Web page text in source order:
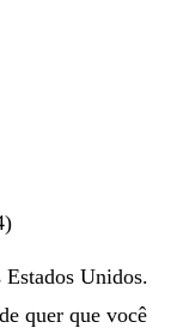
Unidos.
quer que você